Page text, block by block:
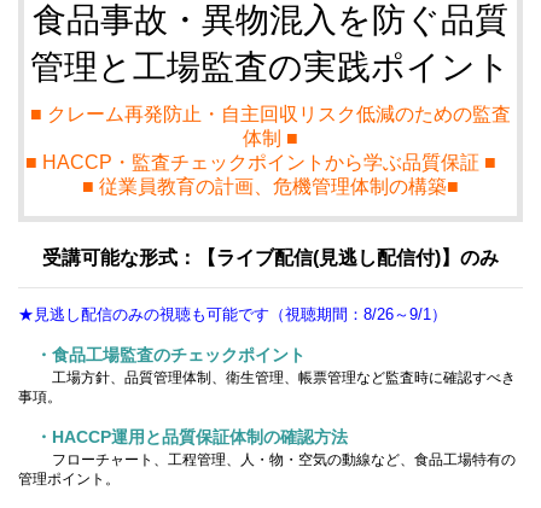
食品事故・異物混入を防ぐ品質
管理と工場監査の実践ポイント
■ クレーム再発防止・自主回収リスク低減のための監査
体制 ■
■ HACCP・監査チェックポイントから学ぶ品質保証 ■
■ 従業員教育の計画、危機管理体制の構築■
受講可能な形式：【ライブ配信(見逃し配信付)】のみ
★見逃し配信のみの視聴も可能です（視聴期間：8/26～9/1）
・食品工場監査のチェックポイント
工場方針、品質管理体制、衛生管理、帳票管理など監査時に確認すべき
事項。
・HACCP運用と品質保証体制の確認方法
フローチャート、工程管理、人・物・空気の動線など、食品工場特有の
管理ポイント。